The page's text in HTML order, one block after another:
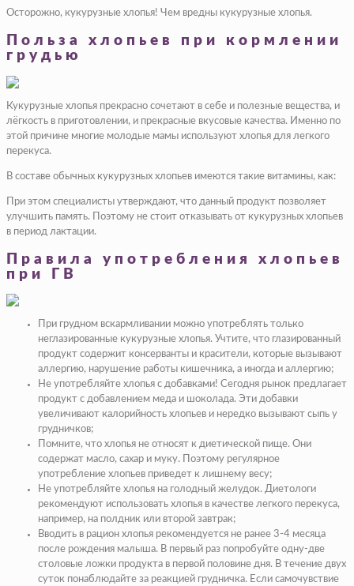
Осторожно, кукурузные хлопья! Чем вредны кукурузные хлопья.
Польза хлопьев при кормлении
гpyдью
Кукурузные хлопья прекрасно сочетают в себе и полезные вещества, и
лёгкость в приготовлении, и прекрасные вкусовые качества. Именно по
этой причине многие молодые мамы используют хлопья для легкого
перекуса.
В составе обычных кукурузных хлопьев имеются такие витамины, как:
При этом специалисты утверждают, что данный продукт позволяет
улучшить память. Поэтому не стоит отказывать от кукурузных хлопьев
в период лактации.
Правила употребления хлопьев
при ГВ
При грудном вскармливании можно употреблять только
неглазированные кукурузные хлопья. Учтите, что глазированный
продукт содержит консерванты и красители, которые вызывают
аллергию, нарушение работы кишечника, а иногда и аллергию;
Не употребляйте хлопья с добавками! Сегодня рынок предлагает
продукт с добавлением меда и шоколада. Эти добавки
увеличивают калорийность хлопьев и нередко вызывают сыпь у
грудничков;
Помните, что хлопья не относят к диетической пище. Они
содержат масло, сахар и муку. Поэтому регулярное
употребление хлопьев приведет к лишнему весу;
Не употребляйте хлопья на голодный желудок. Диетологи
рекомендуют использовать хлопья в качестве легкого перекуса,
например, на полдник или второй завтрак;
Вводить в рацион хлопья рекомендуется не ранее 3-4 месяца
после рождения малыша. В первый раз попробуйте одну-две
столовые ложки продукта в первой половине дня. В течение двух
суток понаблюдайте за реакцией грудничка. Если самочувствие